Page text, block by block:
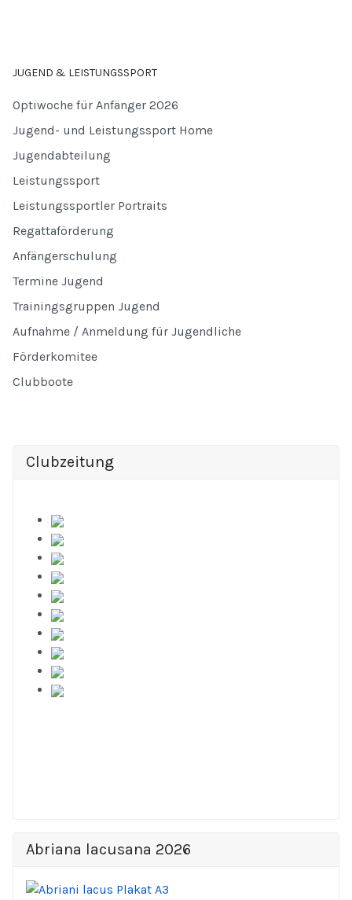
JUGEND & LEISTUNGSSPORT
Optiwoche für Anfänger 2026
Jugend- und Leistungssport Home
Jugendabteilung
Leistungssport
Leistungssportler Portraits
Regattaförderung
Anfängerschulung
Termine Jugend
Trainingsgruppen Jugend
Aufnahme / Anmeldung für Jugendliche
Förderkomitee
Clubboote
Clubzeitung
Abriana lacusana 2026